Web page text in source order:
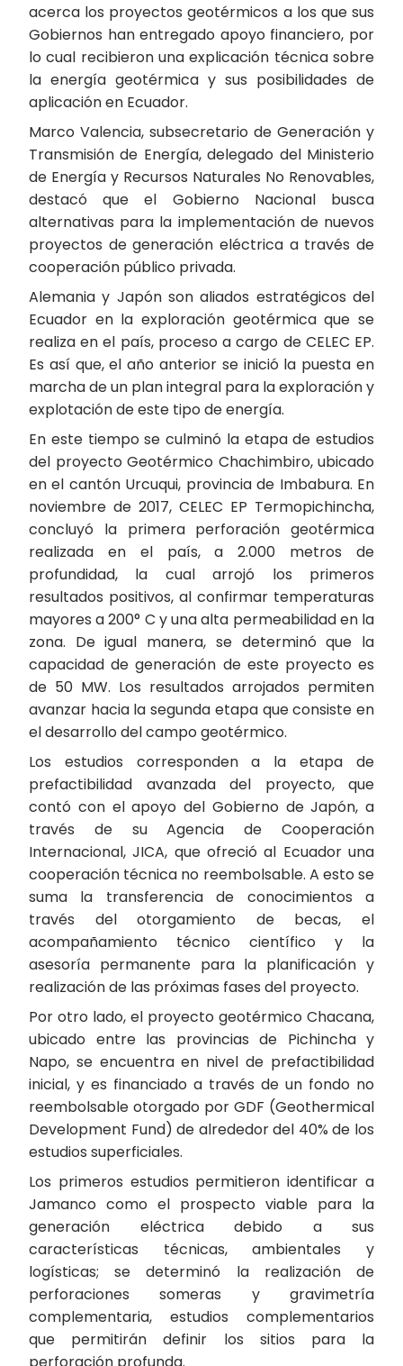
acerca los proyectos geotérmicos a los que sus
Gobiernos han entregado apoyo financiero, por
lo cual recibieron una explicación técnica sobre
la energía geotérmica y sus posibilidades de
aplicación en Ecuador.
Marco Valencia, subsecretario de Generación y
Transmisión de Energía, delegado del Ministerio
de Energía y Recursos Naturales No Renovables,
destacó que el Gobierno Nacional busca
alternativas para la implementación de nuevos
proyectos de generación eléctrica a través de
cooperación público privada.
Alemania y Japón son aliados estratégicos del
Ecuador en la exploración geotérmica que se
realiza en el país, proceso a cargo de CELEC EP.
Es así que, el año anterior se inició la puesta en
marcha de un plan integral para la exploración y
explotación de este tipo de energía.
En este tiempo se culminó la etapa de estudios
del proyecto Geotérmico Chachimbiro, ubicado
en el cantón Urcuqui, provincia de Imbabura. En
noviembre de 2017, CELEC EP Termopichincha,
concluyó la primera perforación geotérmica
realizada en el país, a 2.000 metros de
profundidad, la cual arrojó los primeros
resultados positivos, al confirmar temperaturas
mayores a 200° C y una alta permeabilidad en la
zona. De igual manera, se determinó que la
capacidad de generación de este proyecto es
de 50 MW. Los resultados arrojados permiten
avanzar hacia la segunda etapa que consiste en
el desarrollo del campo geotérmico.
Los estudios corresponden a la etapa de
prefactibilidad avanzada del proyecto, que
contó con el apoyo del Gobierno de Japón, a
través de su Agencia de Cooperación
Internacional, JICA, que ofreció al Ecuador una
cooperación técnica no reembolsable. A esto se
suma la transferencia de conocimientos a
través del otorgamiento de becas, el
acompañamiento técnico científico y la
asesoría permanente para la planificación y
realización de las próximas fases del proyecto.
Por otro lado, el proyecto geotérmico Chacana,
ubicado entre las provincias de Pichincha y
Napo, se encuentra en nivel de prefactibilidad
inicial, y es financiado a través de un fondo no
reembolsable otorgado por GDF (Geothermical
Development Fund) de alrededor del 40% de los
estudios superficiales.
Los primeros estudios permitieron identificar a
Jamanco como el prospecto viable para la
generación eléctrica debido a sus
características técnicas, ambientales y
logísticas; se determinó la realización de
perforaciones someras y gravimetría
complementaria, estudios complementarios
que permitirán definir los sitios para la